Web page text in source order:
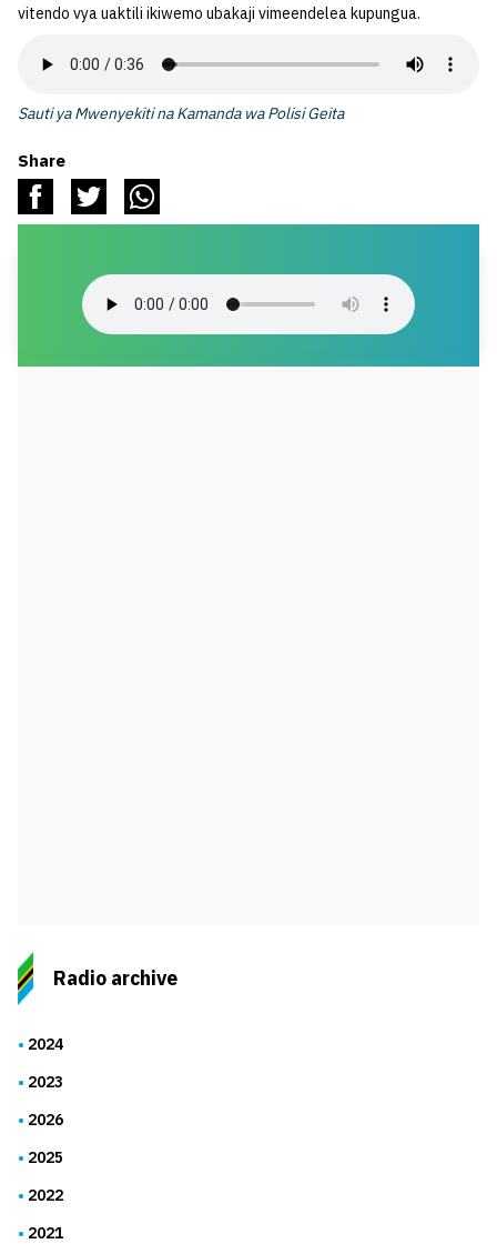
vitendo vya uaktili ikiwemo ubakaji vimeendelea kupungua.
Sauti ya Mwenyekiti na Kamanda wa Polisi Geita
Share
Radio archive
2024
2023
2026
2025
2022
2021